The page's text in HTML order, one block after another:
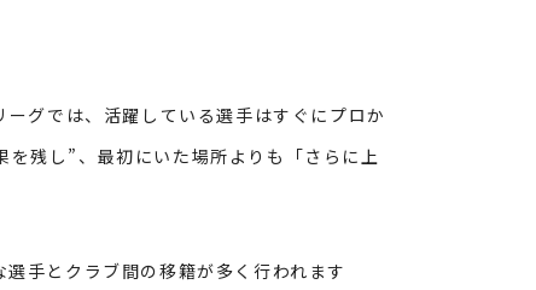
グでは、活躍している選手はすぐにプロか
残し”、最初にいた場所よりも「さらに上
手とクラブ間の移籍が多く行われます